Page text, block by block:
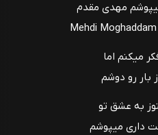
مهدی مقدم
Mehdi
میکنم اما
بار رو دوشم
به عشق تو
داری میپوشم